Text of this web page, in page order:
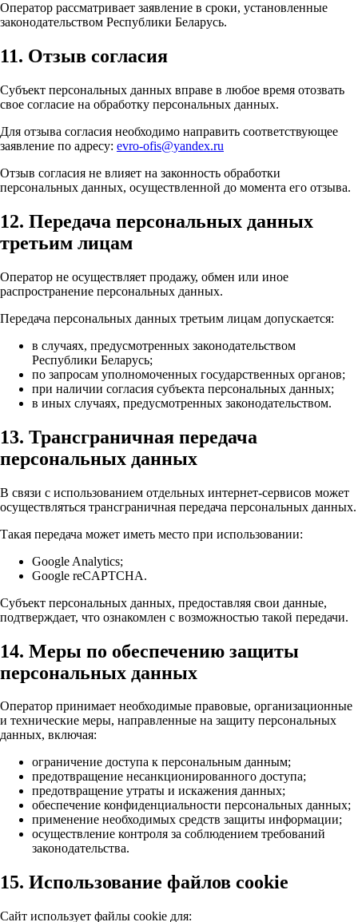
Оператор рассматривает заявление в сроки, установленные
законодательством Республики Беларусь.
11. Отзыв согласия
Субъект персональных данных вправе в любое время отозвать
свое согласие на обработку персональных данных.
Для отзыва согласия необходимо направить соответствующее
заявление по адресу: evro-ofis@yandex.ru
Отзыв согласия не влияет на законность обработки
персональных данных, осуществленной до момента его отзыва.
12. Передача персональных данных
третьим лицам
Оператор не осуществляет продажу, обмен или иное
распространение персональных данных.
Передача персональных данных третьим лицам допускается:
в случаях, предусмотренных законодательством
Республики Беларусь;
по запросам уполномоченных государственных органов;
при наличии согласия субъекта персональных данных;
в иных случаях, предусмотренных законодательством.
13. Трансграничная передача
персональных данных
В связи с использованием отдельных интернет-сервисов может
осуществляться трансграничная передача персональных данных.
Такая передача может иметь место при использовании:
Google Analytics;
Google reCAPTCHA.
Субъект персональных данных, предоставляя свои данные,
подтверждает, что ознакомлен с возможностью такой передачи.
14. Меры по обеспечению защиты
персональных данных
Оператор принимает необходимые правовые, организационные
и технические меры, направленные на защиту персональных
данных, включая:
ограничение доступа к персональным данным;
предотвращение несанкционированного доступа;
предотвращение утраты и искажения данных;
обеспечение конфиденциальности персональных данных;
применение необходимых средств защиты информации;
осуществление контроля за соблюдением требований
законодательства.
15. Использование файлов cookie
Сайт использует файлы cookie для: